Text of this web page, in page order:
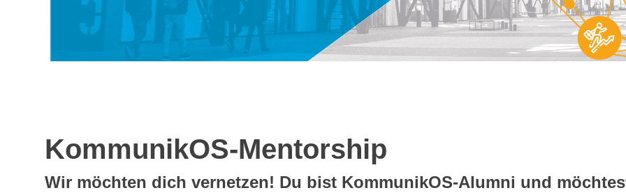
KommunikOS-Mentorship
Wir möchten dich vernetzen! Du bist KommunikOS-Alumni und